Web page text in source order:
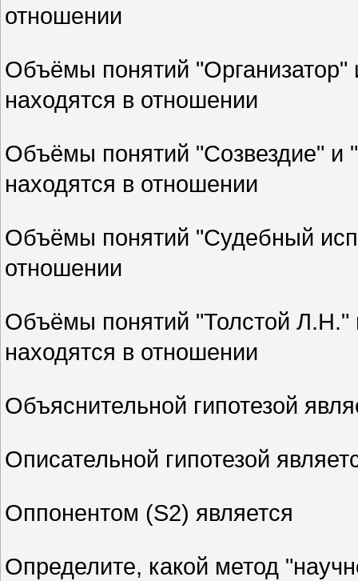
отношении
Объёмы понятий "Организатор"
находятся в отношении
Объёмы понятий "Созвездие"
находятся в отношении
Объёмы понятий "Судебный
отношении
Объёмы понятий "Толстой
находятся в отношении
Объяснительной гипотезой
Описательной гипотезой
Оппонентом (S2) является
Определите, какой метод